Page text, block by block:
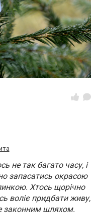
не так багато часу, і
запасатись окрасою
Хтось щорічно
воліє придбати живу,
законним шляхом.